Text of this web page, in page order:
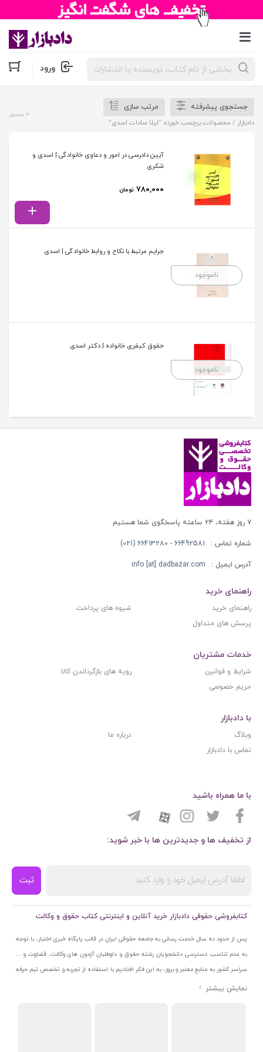
جستجوی
محصولات ورود
جستجوی پیشرفته
مرتب سازی
دادبازار / محصولات برچسب خورده “لیلا سادات اسدی”
3 محصول
آیین دادرسی در امور و دعاوی خانوادگی | اسدی و
شکری
۷۸۰,۰۰۰ تومان
ناموجود
جرایم مرتبط با نکاح و روابط خانوادگی | اسدی
ناموجود
حقوق کیفری خانواده | دکتر اسدی
۷ روز هفته، ۲۴ ساعته پاسخگوی شما هستیم
شماره تماس : 66492581 - 66413280 (021)
آدرس ایمیل : info [at] dadbazar.com
راهنمای خرید
راهنمای خرید
شیوه های پرداخت
پرسش های متداول
خدمات مشتریان
شرایط و قوانین
رویه های بازگرداندن کالا
حریم خصوصی
با دادبازار
وبلاگ
درباره ما
تماس با دادبازار
از تخفیف ها و جدیدترین ها با خبر شوید:
ثبت
با ما همراه باشید
کتابفروشی حقوقی دادبازار خرید آنلاین و اینترنتی کتاب حقوق و وکالت
پس از حدود ده سال خدمت رسانی به جامعه حقوقی ایران در قالب پایگاه خبری اختبار، با توجه
به عدم تناسب دسترسی دانشجویان رشته حقوق و داوطلبان آزمون های وکالت، قضاوت و ...
سراسر کشور به منابع معتبر و بروز، به این فکر افتادیم با استفاده از تجربه و تخصص تیم حرفه
ای اختبار خدمتی جدید به جامعه حقوقی ایران ارائه کنیم. به این منظور با راه اندازی و تجهیز